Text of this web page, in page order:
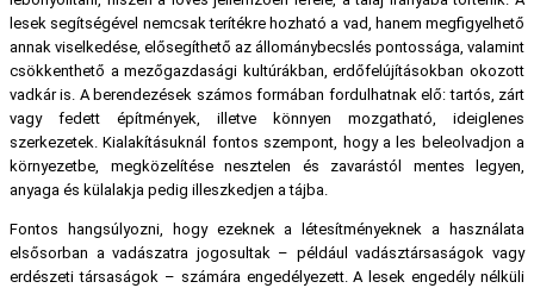
lesek segítségével nemcsak terítékre hozható a vad, hanem megfigyelhető
annak viselkedése, elősegíthető az állománybecslés pontossága, valamint
csökkenthető a mezőgazdasági kultúrákban, erdőfelújításokban okozott
vadkár is. A berendezések számos formában fordulhatnak elő: tartós, zárt
vagy fedett építmények, illetve könnyen mozgatható, ideiglenes
szerkezetek. Kialakításuknál fontos szempont, hogy a les beleolvadjon a
környezetbe, megközelítése nesztelen és zavarástól mentes legyen,
anyaga és külalakja pedig illeszkedjen a tájba.
Fontos hangsúlyozni, hogy ezeknek a létesítményeknek a használata
elsősorban a vadászatra jogosultak – például vadásztársaságok vagy
erdészeti társaságok – számára engedélyezett. A lesek engedély nélküli